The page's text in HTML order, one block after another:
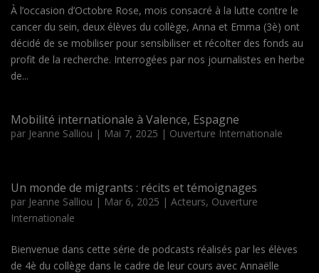
À l’occasion d’Octobre Rose, mois consacré à la lutte contre le
cancer du sein, deux élèves du collège, Anna et Emma (3è) ont
décidé de se mobiliser pour sensibiliser et récolter des fonds au
profit de la recherche. Interrogées par nos journalistes en herbe
de...
Mobilité internationale à Valence, Espagne
par Jeanne Salliou | Mai 7, 2025 | Ouverture Internationale
Un monde de migrants : récits et témoignages
par Jeanne Salliou | Mar 6, 2025 | Acteurs, Ouverture
Internationale
Bienvenue dans cette série de podcasts réalisés par les élèves
de 4è du collège dans le cadre de leur cours avec Annaëlle